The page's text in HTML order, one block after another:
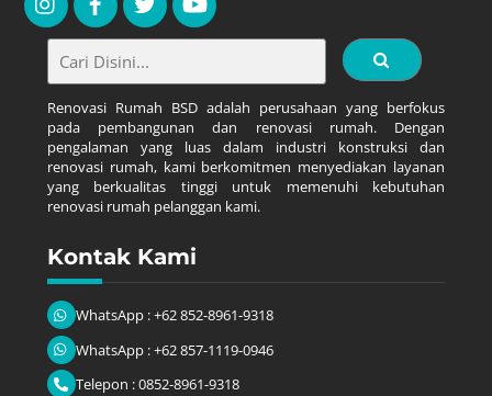
Renovasi Rumah BSD adalah perusahaan yang berfokus
pada pembangunan dan renovasi rumah. Dengan
pengalaman yang luas dalam industri konstruksi dan
renovasi rumah, kami berkomitmen menyediakan layanan
yang berkualitas tinggi untuk memenuhi kebutuhan
renovasi rumah pelanggan kami.
Kontak Kami
WhatsApp : +62 852-8961-9318
WhatsApp : +62 857-1119-0946
Telepon : 0852-8961-9318